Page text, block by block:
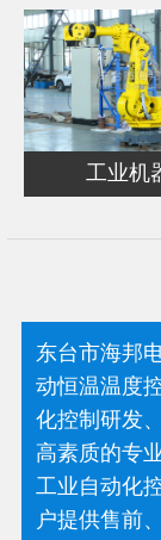
工业机
东台市海邦
动恒温温度
化控制研发
高素质的专
工业自动化
户提供售前